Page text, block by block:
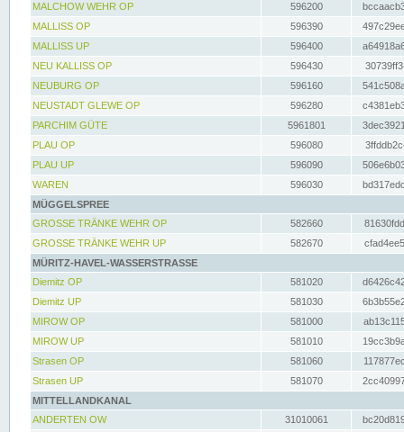
MALCHOW WEHR OP
596200
MALLISS OP
596390
MALLISS UP
596400
NEU KALLISS OP
596430
NEUBURG OP
596160
NEUSTADT GLEWE OP
596280
PARCHIM GÜTE
5961801
PLAU OP
596080
PLAU UP
596090
WAREN
596030
MÜGGELSPREE
GROSSE TRÄNKE WEHR OP
582660
GROSSE TRÄNKE WEHR UP
582670
MÜRITZ-HAVEL-WASSERSTRASSE
Diemitz OP
581020
Diemitz UP
581030
MIROW OP
581000
MIROW UP
581010
Strasen OP
581060
Strasen UP
581070
MITTELLANDKANAL
ANDERTEN OW
31010061